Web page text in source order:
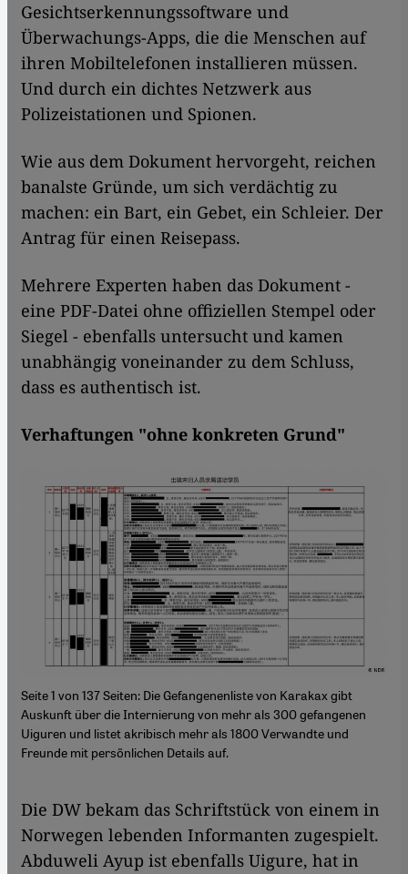
Gesichtserkennungssoftware und
Überwachungs-Apps, die die Menschen auf
ihren Mobiltelefonen installieren müssen.
Und durch ein dichtes Netzwerk aus
Polizeistationen und Spionen.
Wie aus dem Dokument hervorgeht, reichen
banalste Gründe, um sich verdächtig zu
machen: ein Bart, ein Gebet, ein Schleier. Der
Antrag für einen Reisepass.
Mehrere Experten haben das Dokument -
eine PDF-Datei ohne offiziellen Stempel oder
Siegel - ebenfalls untersucht und kamen
unabhängig voneinander zu dem Schluss,
dass es authentisch ist.
Verhaftungen "ohne konkreten Grund"
Seite 1 von 137 Seiten: Die Gefangenenliste von Karakax gibt
Auskunft über die Internierung von mehr als 300 gefangenen
Uiguren und listet akribisch mehr als 1800 Verwandte und
Freunde mit persönlichen Details auf.
Die DW bekam das Schriftstück von einem in
Norwegen lebenden Informanten zugespielt.
Abduweli Ayup ist ebenfalls Uigure, hat in